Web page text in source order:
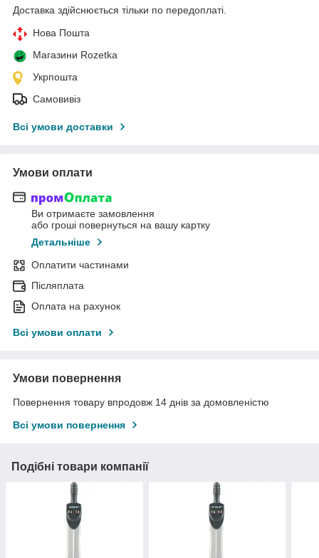
Доставка здійснюється тільки по передоплаті.
Нова Пошта
Магазини Rozetka
Укрпошта
Самовивіз
Всі умови доставки
Умови оплати
Ви отримаєте замовлення
або гроші повернуться на вашу картку
Детальніше
Оплатити частинами
Післяплата
Оплата на рахунок
Всі умови оплати
Умови повернення
Повернення товару впродовж 14 днів за домовленістю
Всі умови повернення
Подібні товари компанії